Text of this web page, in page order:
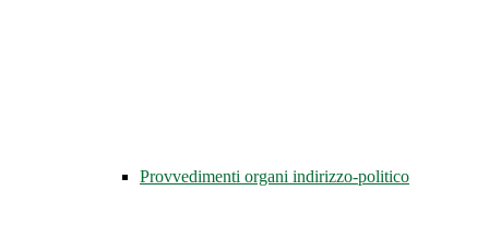
Provvedimenti organi indirizzo-politico